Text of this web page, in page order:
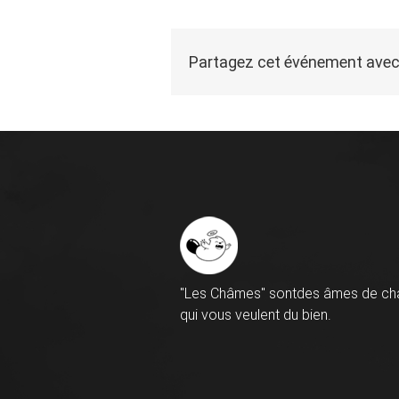
Partagez cet événement
"Les Châmes" sontdes âmes de
qui vous veulent du bien.